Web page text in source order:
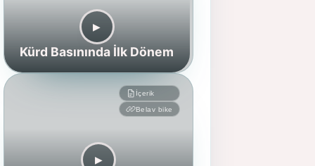
▶︎
Kürd Basınında İlk Dönem
İçerik
Belav bike
▶︎